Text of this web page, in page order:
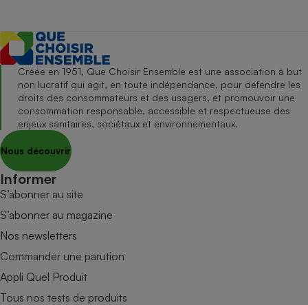
Créée en 1951, Que Choisir Ensemble est une association à but
non lucratif qui agit, en toute indépendance, pour défendre les
droits des consommateurs et des usagers, et promouvoir une
consommation responsable, accessible et respectueuse des
enjeux sanitaires, sociétaux et environnementaux.
Nous découvrir
Informer
S’abonner au site
S’abonner au magazine
Nos newsletters
Commander une parution
Appli Quel Produit
Tous nos tests de produits